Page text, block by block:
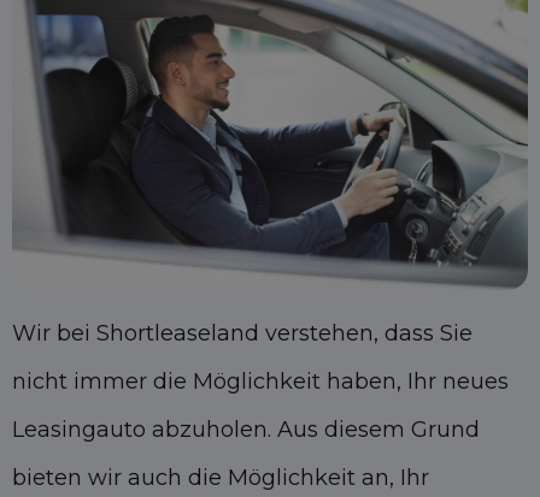
Wir bei Shortleaseland verstehen, dass Sie
nicht immer die Möglichkeit haben, Ihr neues
Leasingauto abzuholen. Aus diesem Grund
bieten wir auch die Möglichkeit an, Ihr